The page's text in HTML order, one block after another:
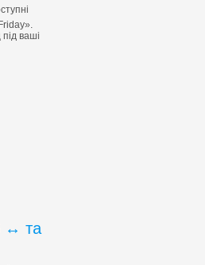
ваші
↔ та